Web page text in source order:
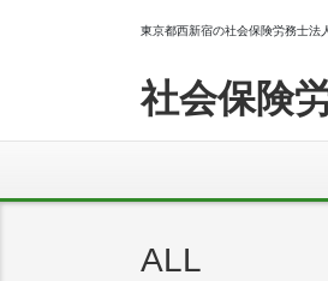
東京都西新宿の社会保険労務士法
社会保険
ALL